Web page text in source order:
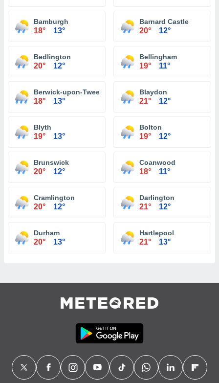
Bamburgh
18° 13°
Barnard Castle
20° 12°
Bedlington
20° 12°
Bellingham
19° 11°
Berwick-upon-Tweed
18° 13°
Blaydon
21° 12°
Blyth
19° 13°
Bolton
19° 12°
Brunswick
20° 12°
Coanwood
18° 11°
Cramlington
20° 12°
Darlington
21° 12°
Durham
20° 13°
Hartlepool
21° 13°